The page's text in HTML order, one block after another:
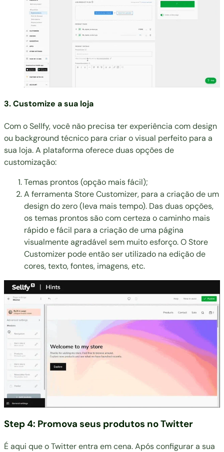
3. Customize a sua loja
Com o Sellfy, você não precisa ter experiência com design
ou background técnico para criar o visual perfeito para a
sua loja. A plataforma oferece duas opções de
customização:
Temas prontos (opção mais fácil);
A ferramenta Store Customizer, para a criação de um
design do zero (leva mais tempo). Das duas opções,
os temas prontos são com certeza o caminho mais
rápido e fácil para a criação de uma página
visualmente agradável sem muito esforço. O Store
Customizer pode então ser utilizado na edição de
cores, texto, fontes, imagens, etc.
Step 4: Promova seus produtos no Twitter
É aqui que o Twitter entra em cena. Após configurar a sua